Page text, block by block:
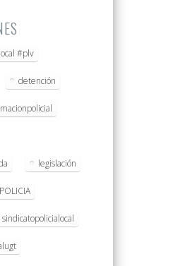
#plv
detención
legislación
POLICIA
sindicatopolicialocal